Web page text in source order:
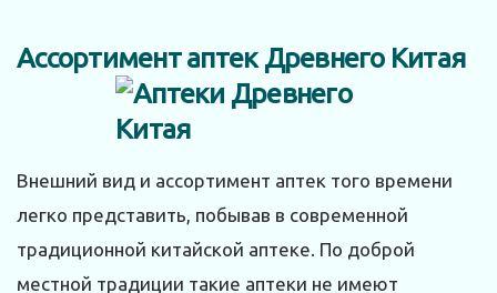
Ассортимент аптек Древнего Китая
Внешний вид и ассортимент аптек того времени
легко представить, побывав в современной
традиционной китайской аптеке. По доброй
местной традиции такие аптеки не имеют